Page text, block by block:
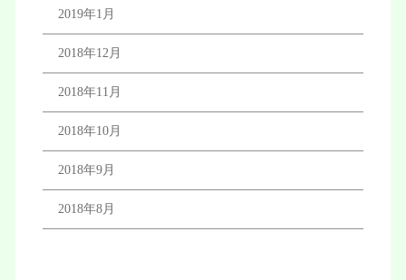
2019年1月
2018年12月
2018年11月
2018年10月
2018年9月
2018年8月